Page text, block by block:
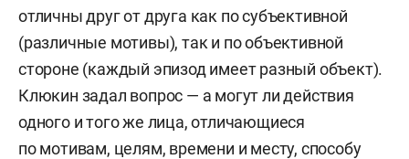
отличны друг от друга как по субъективной
(различные мотивы), так и по объективной
стороне (каждый эпизод имеет разный объект).
Клюкин задал вопрос — а могут ли действия
одного и того же лица, отличающиеся
по мотивам, целям, времени и месту, способу